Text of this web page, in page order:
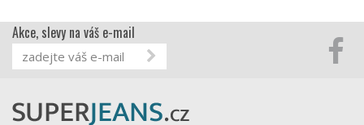
Akce, slevy na váš e-mail